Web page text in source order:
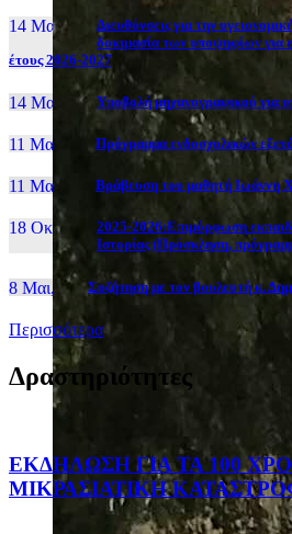
14 Μαι, 26
Διευθύνσεις για την
δοκιμασία των υποψηφίων
έτους 2026-2027
14 Μαι, 26 Yποβολή μηχανογραφικού για
11 Μαι, 26 Πρόγραμμα ενδοσχολικών
11 Μαι, 26 Βράβευση του μαθητή Ιωάννη
18 Οκτ, 25
2025-2026:Επιμόρφωση
Ιστορίας (Πρόσκληση,
8 Μαι, 26 Συζήτηση με τον βουλευτή κ.
Περισσότερα
Δραστηριότητες
ΕΚΔΗΛΩΣΗ ΓΙΑ ΤΑ 100
ΜΙΚΡΑΣΙΑΤΙΚΗ